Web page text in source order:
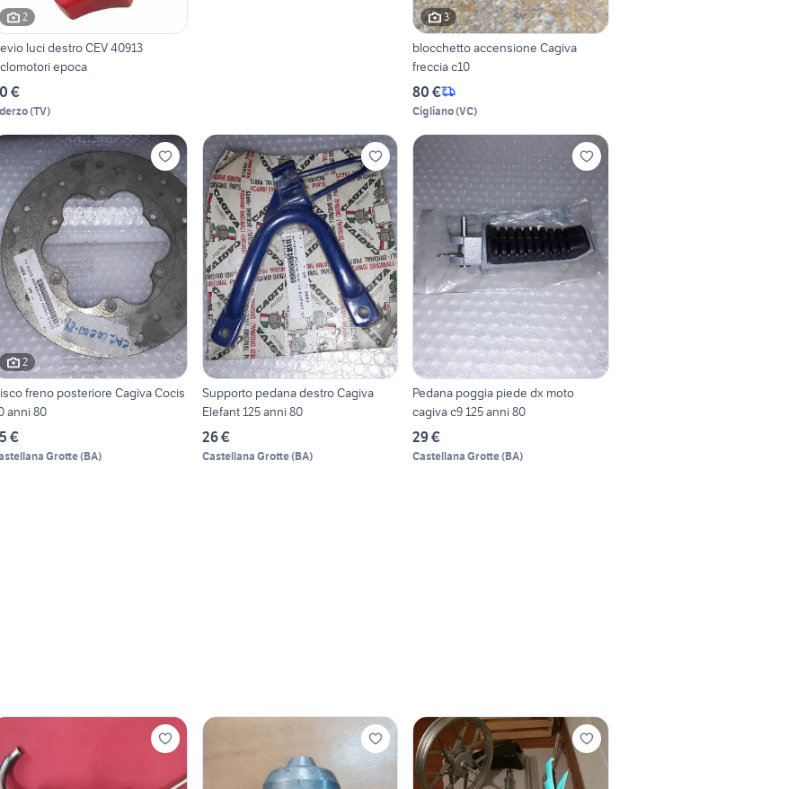
2
luci destro CEV 40913
epoca
€
(TV)
3
blocchetto accensione Cagiva
freccia c10
80 €
Cigliano(VC)
2
freno posteriore Cagiva Cocis
anni 80
€
Grotte(BA)
Supporto pedana destro Cagiva
Elefant 125 anni 80
26 €
Castellana Grotte(BA)
Pedana poggia piede dx moto
cagiva c9 125 anni 80
29 €
Castellana Grotte(BA)